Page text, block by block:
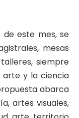
de este mes, se
mesas
siempre
y la ciencia
abarca
artes visuales,